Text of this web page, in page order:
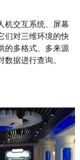
机交互系统、屏幕
们对三维环境的快
的多格式、多来源
据进行查询。